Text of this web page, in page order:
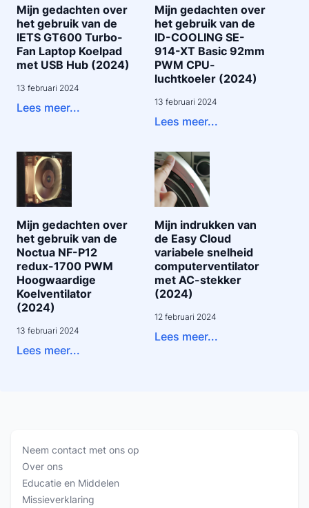
Mijn gedachten over
het gebruik van de
IETS GT600 Turbo-
Fan Laptop Koelpad
met USB Hub (2024)
13 februari 2024
Lees meer...
Mijn gedachten over
het gebruik van de
ID-COOLING SE-
914-XT Basic 92mm
PWM CPU-
luchtkoeler (2024)
13 februari 2024
Lees meer...
Mijn gedachten over
het gebruik van de
Noctua NF-P12
redux-1700 PWM
Hoogwaardige
Koelventilator
(2024)
13 februari 2024
Lees meer...
Mijn indrukken van
de Easy Cloud
variabele snelheid
computerventilator
met AC-stekker
(2024)
12 februari 2024
Lees meer...
Neem contact met ons op
Over ons
Educatie en Middelen
Missieverklaring